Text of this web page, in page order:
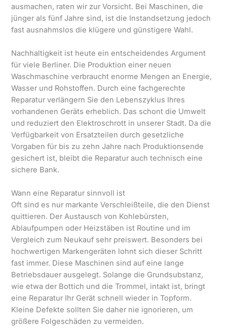
ausmachen, raten wir zur Vorsicht. Bei Maschinen, die
jünger als fünf Jahre sind, ist die Instandsetzung jedoch
fast ausnahmslos die klügere und günstigere Wahl.
Nachhaltigkeit ist heute ein entscheidendes Argument
für viele Berliner. Die Produktion einer neuen
Waschmaschine verbraucht enorme Mengen an Energie,
Wasser und Rohstoffen. Durch eine fachgerechte
Reparatur verlängern Sie den Lebenszyklus Ihres
vorhandenen Geräts erheblich. Das schont die Umwelt
und reduziert den Elektroschrott in unserer Stadt. Da die
Verfügbarkeit von Ersatzteilen durch gesetzliche
Vorgaben für bis zu zehn Jahre nach Produktionsende
gesichert ist, bleibt die Reparatur auch technisch eine
sichere Bank.
Wann eine Reparatur sinnvoll ist
Oft sind es nur markante Verschleißteile, die den Dienst
quittieren. Der Austausch von Kohlebürsten,
Ablaufpumpen oder Heizstäben ist Routine und im
Vergleich zum Neukauf sehr preiswert. Besonders bei
hochwertigen Markengeräten lohnt sich dieser Schritt
fast immer. Diese Maschinen sind auf eine lange
Betriebsdauer ausgelegt. Solange die Grundsubstanz,
wie etwa der Bottich und die Trommel, intakt ist, bringt
eine Reparatur Ihr Gerät schnell wieder in Topform.
Kleine Defekte sollten Sie daher nie ignorieren, um
größere Folgeschäden zu vermeiden.